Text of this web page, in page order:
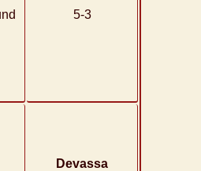
5-3
Devassa